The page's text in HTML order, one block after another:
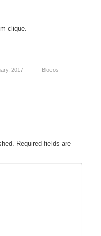
clique.
2017
Blocos
Required fields are